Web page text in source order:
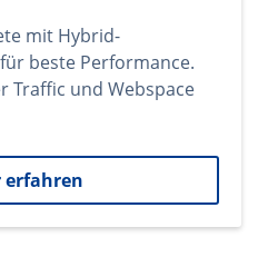
mit Hybrid-
beste Performance.
Traffic und Webspace
erfahren